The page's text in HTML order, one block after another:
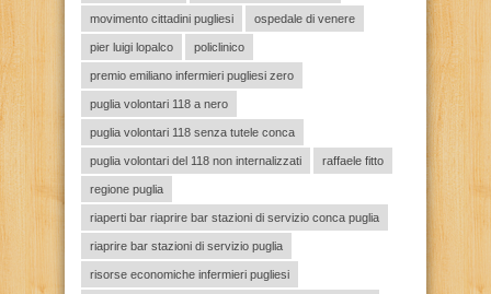
movimento cittadini pugliesi ospedale di venere
pier luigi lopalco policlinico
premio emiliano infermieri pugliesi zero
puglia volontari 118 a nero
puglia volontari 118 senza tutele conca
puglia volontari del 118 non internalizzati raffaele fitto
regione puglia
riaperti bar riaprire bar stazioni di servizio conca puglia
riaprire bar stazioni di servizio puglia
risorse economiche infermieri pugliesi